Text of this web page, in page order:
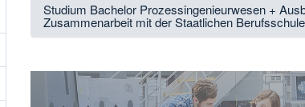
Studium Bachelor Prozessingenieurwesen +
Zusammenarbeit mit der Staatlichen